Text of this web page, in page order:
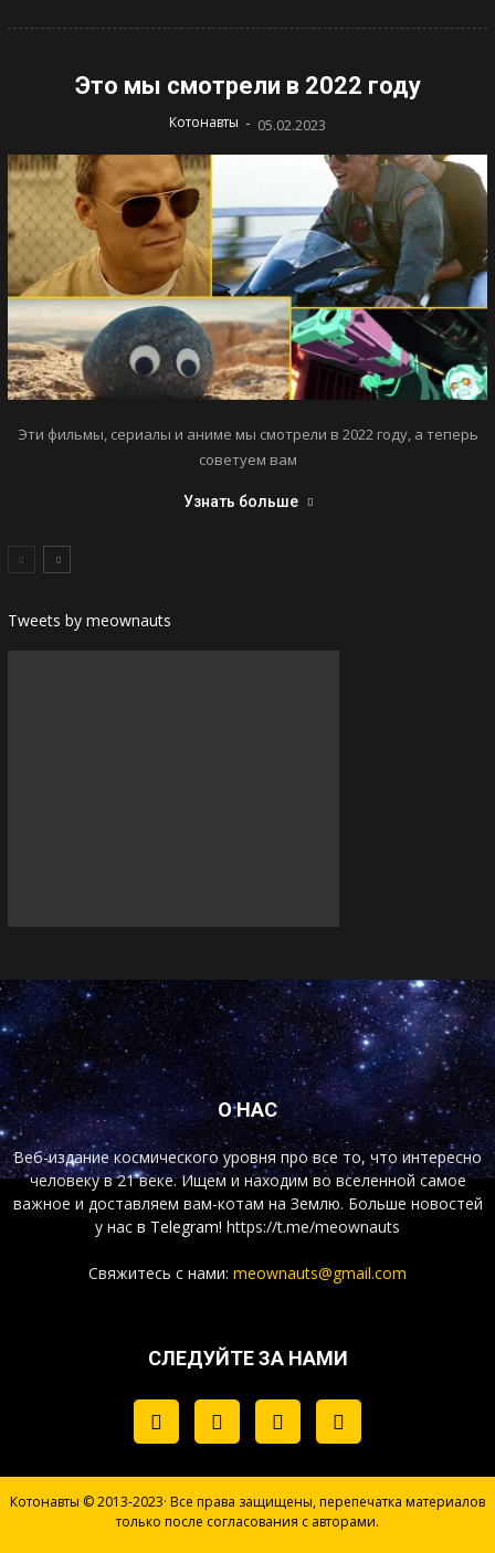
Это мы смотрели в 2022 году
Котонавты - 05.02.2023
Эти фильмы, сериалы и аниме мы смотрели в 2022 году, а теперь
советуем вам
Узнать больше
Tweets by meownauts
О НАС
Веб-издание космического уровня про все то, что интересно
человеку в 21 веке. Ищем и находим во вселенной самое
важное и доставляем вам-котам на Землю. Больше новостей
у нас в Telegram! https://t.me/meownauts
Свяжитесь с нами: meownauts@gmail.com
СЛЕДУЙТЕ ЗА НАМИ
Котонавты © 2013-2023· Все права защищены, перепечатка материалов
только после согласования с авторами.